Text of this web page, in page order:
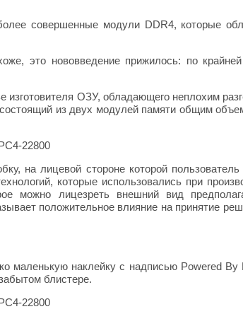
совершенные модули DDR4, которые
это нововведение прижилось: по
изготовителя ОЗУ, обладающего неплохим
из двух модулей памяти общим
на лицевой стороне которой
которые использовались при
можно лицезреть внешний вид
положительное влияние на принятие
маленькую наклейку с надписью Powered By
блистере.